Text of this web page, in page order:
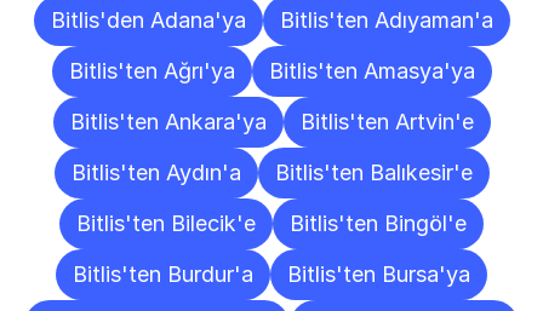
Bitlis'den Adana'ya
Bitlis'ten Adıyaman'a
Bitlis'ten Ağrı'ya
Bitlis'ten Amasya'ya
Bitlis'ten Ankara'ya
Bitlis'ten Artvin'e
Bitlis'ten Aydın'a
Bitlis'ten Balıkesir'e
Bitlis'ten Bilecik'e
Bitlis'ten Bingöl'e
Bitlis'ten Burdur'a
Bitlis'ten Bursa'ya